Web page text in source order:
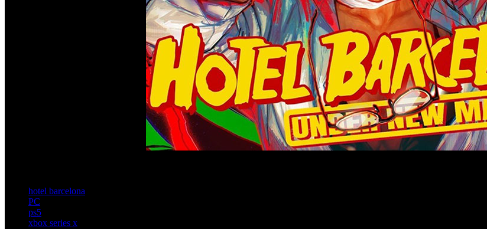
hotel barcelona
PC
ps5
xbox series x